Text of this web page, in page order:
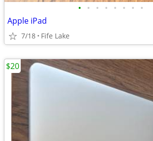
• • • • • • • •
Apple iPad
7/18 Fife Lake
$20